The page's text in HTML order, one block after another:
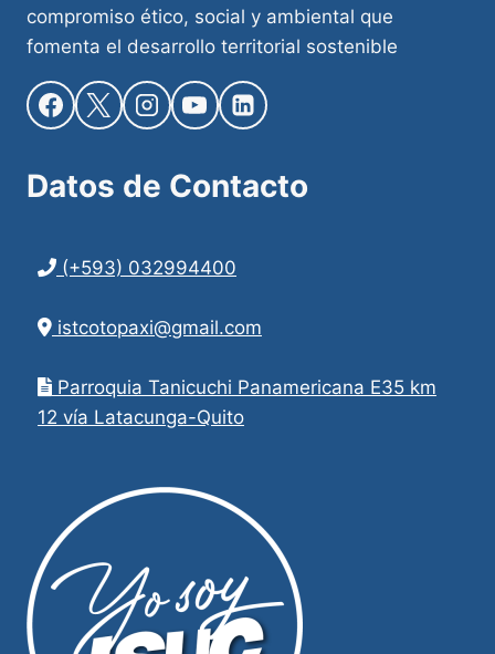
compromiso ético, social y ambiental que
fomenta el desarrollo territorial sostenible
Datos de Contacto
(+593) 032994400
istcotopaxi@gmail.com
Parroquia Tanicuchi Panamericana E35 km
12 vía Latacunga-Quito